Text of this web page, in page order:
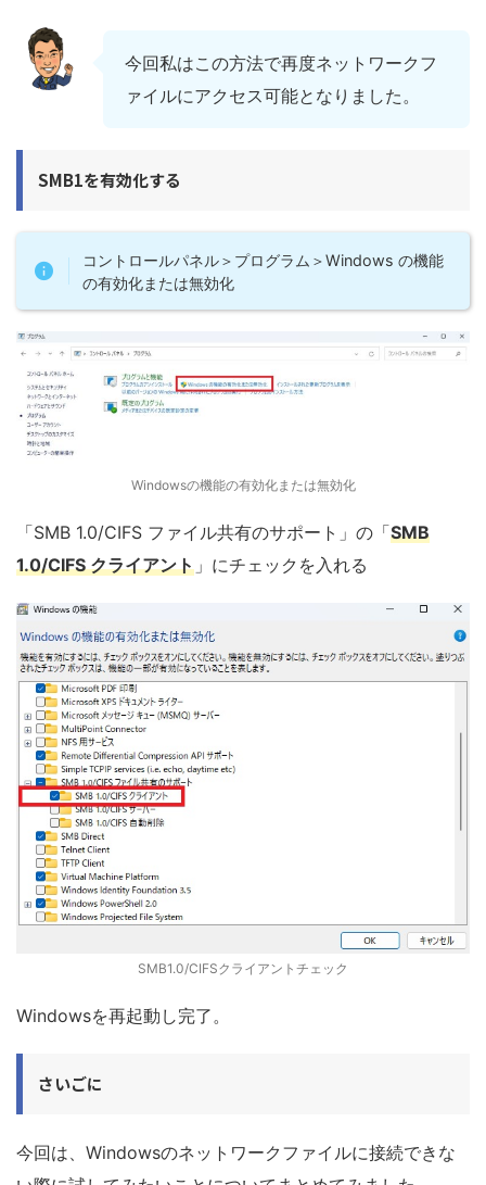
今回私はこの方法で再度ネットワークフ
ァイルにアクセス可能となりました。
SMB1を有効化する
コントロールパネル＞プログラム＞Windows の機能
の有効化または無効化
Windowsの機能の有効化または無効化
「SMB 1.0/CIFS ファイル共有のサポート」の「SMB
1.0/CIFS クライアント 」にチェックを入れる
SMB1.0/CIFSクライアントチェック
Windowsを再起動し完了。
さいごに
今回は、Windowsのネットワークファイルに接続できな